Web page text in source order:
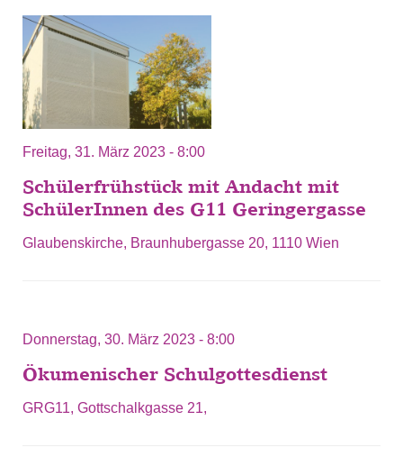
Freitag, 31. März 2023 - 8:00
Schülerfrühstück mit Andacht mit
SchülerInnen des G11 Geringergasse
Glaubenskirche, Braunhubergasse 20, 1110 Wien
Donnerstag, 30. März 2023 - 8:00
Ökumenischer Schulgottesdienst
GRG11, Gottschalkgasse 21,